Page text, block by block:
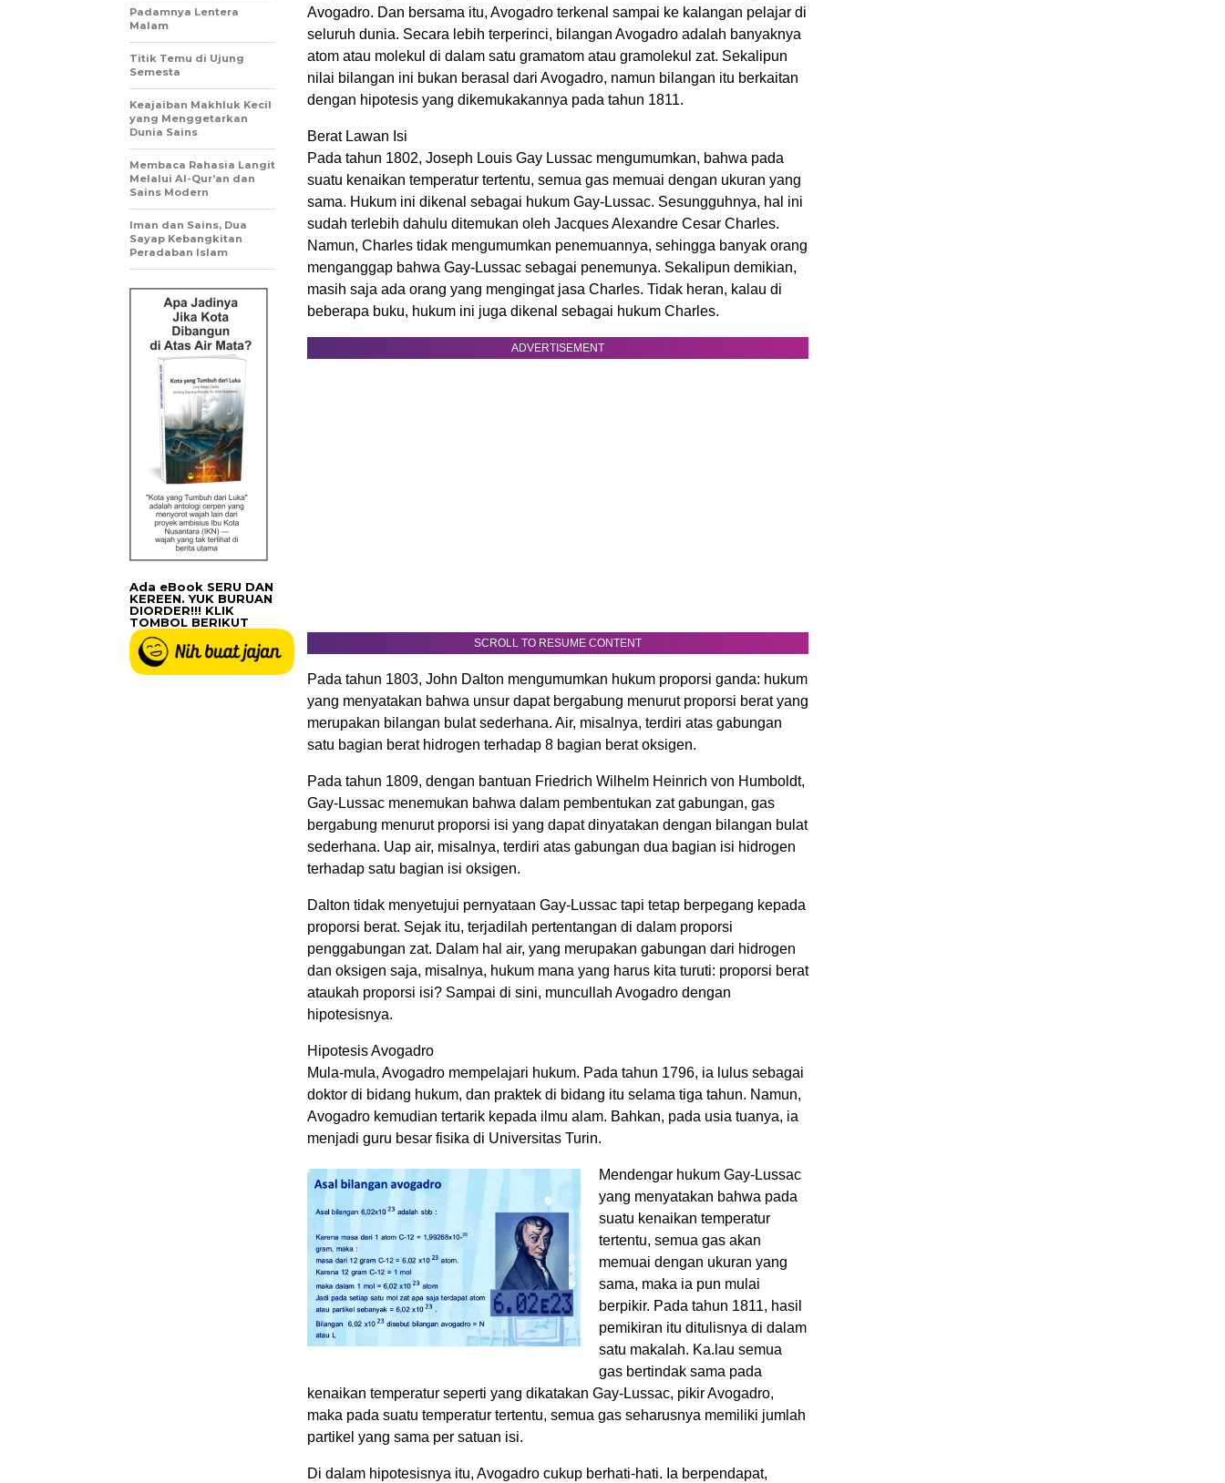
Avogadro. Dan bersama itu, Avogadro terkenal sampai ke kalangan pelajar di
seluruh dunia. Secara lebih terperinci, bilangan Avogadro adalah banyaknya
atom atau molekul di dalam satu gramatom atau gramolekul zat. Sekalipun
nilai bilangan ini bukan berasal dari Avogadro, namun bilangan itu berkaitan
dengan hipotesis yang dikemukakannya pada tahun 1811.
Berat Lawan Isi
Pada tahun 1802, Joseph Louis Gay Lussac mengumumkan, bahwa pada
suatu kenaikan temperatur tertentu, semua gas memuai dengan ukuran yang
sama. Hukum ini dikenal sebagai hukum Gay-Lussac. Sesungguhnya, hal ini
sudah terlebih dahulu ditemukan oleh Jacques Alexandre Cesar Charles.
Namun, Charles tidak mengumumkan penemuannya, sehingga banyak orang
menganggap bahwa Gay-Lussac sebagai penemunya. Sekalipun demikian,
masih saja ada orang yang mengingat jasa Charles. Tidak heran, kalau di
beberapa buku, hukum ini juga dikenal sebagai hukum Charles.
ADVERTISEMENT
SCROLL TO RESUME CONTENT
Pada tahun 1803, John Dalton mengumumkan hukum proporsi ganda: hukum
yang menyatakan bahwa unsur dapat bergabung menurut proporsi berat yang
merupakan bilangan bulat sederhana. Air, misalnya, terdiri atas gabungan
satu bagian berat hidrogen terhadap 8 bagian berat oksigen.
Pada tahun 1809, dengan bantuan Friedrich Wilhelm Heinrich von Humboldt,
Gay-Lussac menemukan bahwa dalam pembentukan zat gabungan, gas
bergabung menurut proporsi isi yang dapat dinyatakan dengan bilangan bulat
sederhana. Uap air, misalnya, terdiri atas gabungan dua bagian isi hidrogen
terhadap satu bagian isi oksigen.
Dalton tidak menyetujui pernyataan Gay-Lussac tapi tetap berpegang kepada
proporsi berat. Sejak itu, terjadilah pertentangan di dalam proporsi
penggabungan zat. Dalam hal air, yang merupakan gabungan dari hidrogen
dan oksigen saja, misalnya, hukum mana yang harus kita turuti: proporsi berat
ataukah proporsi isi? Sampai di sini, muncullah Avogadro dengan
hipotesisnya.
Hipotesis Avogadro
Mula-mula, Avogadro mempelajari hukum. Pada tahun 1796, ia lulus sebagai
doktor di bidang hukum, dan praktek di bidang itu selama tiga tahun. Namun,
Avogadro kemudian tertarik kepada ilmu alam. Bahkan, pada usia tuanya, ia
menjadi guru besar fisika di Universitas Turin.
Mendengar hukum Gay-Lussac
yang menyatakan bahwa pada
suatu kenaikan temperatur
tertentu, semua gas akan
memuai dengan ukuran yang
sama, maka ia pun mulai
berpikir. Pada tahun 1811, hasil
pemikiran itu ditulisnya di dalam
satu makalah. Ka.lau semua
gas bertindak sama pada
kenaikan temperatur seperti yang dikatakan Gay-Lussac, pikir Avogadro,
maka pada suatu temperatur tertentu, semua gas seharusnya memiliki jumlah
partikel yang sama per satuan isi.
Di dalam hipotesisnya itu, Avogadro cukup berhati-hati. Ia berpendapat,
Padamnya Lentera
Malam
Titik Temu di Ujung
Semesta
Keajaiban Makhluk Kecil
yang Menggetarkan
Dunia Sains
Membaca Rahasia Langit
Melalui Al-Qur’an dan
Sains Modern
Iman dan Sains, Dua
Sayap Kebangkitan
Peradaban Islam
Ada eBook SERU DAN
KEREEN. YUK BURUAN
DIORDER!!! KLIK
TOMBOL BERIKUT